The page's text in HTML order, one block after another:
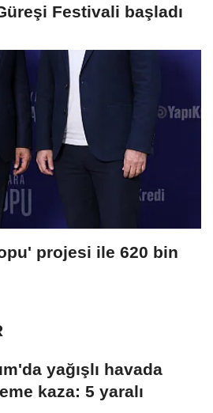
Festivali başladı
projesi ile 620 bin
yağışlı havada
kaza: 5 yaralı